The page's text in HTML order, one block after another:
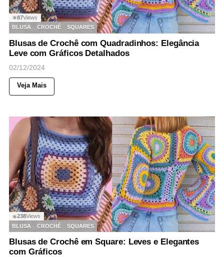
◉87Views
BLUSA
CROCHÊ SQUARES
Blusas de Crochê com Quadradinhos: Elegância
Leve com Gráficos Detalhados
02/12/2024
Veja Mais
◉238Views
BLUSA
CROCHÊ SQUARES
Blusas de Crochê em Square: Leves e Elegantes
com Gráficos